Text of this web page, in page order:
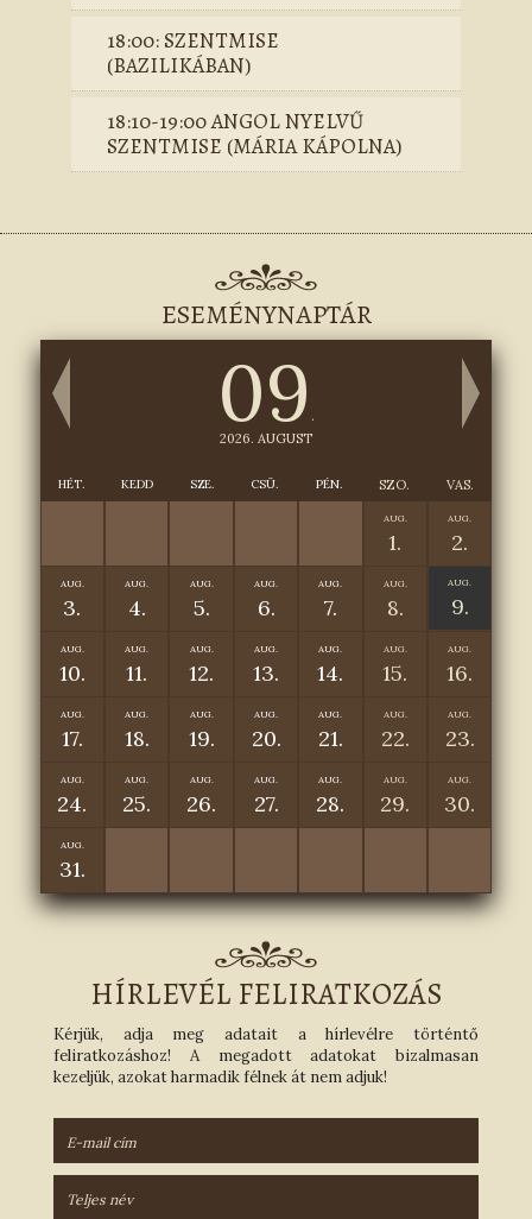
18:00: SZENTMISE
(BAZILIKÁBAN)
18:10-19:00 ANGOL NYELVŰ
SZENTMISE (MÁRIA KÁPOLNA)
ESEMÉNYNAPTÁR
09 .
2026. AUGUST
HÉT. KEDD SZE. CSÜ. PÉN. SZO. VAS.
AUG.
1.
AUG.
2.
AUG.
3.
AUG.
4.
AUG.
5.
AUG.
6.
AUG.
7.
AUG.
8.
AUG.
9.
AUG.
10.
AUG.
11.
AUG.
12.
AUG.
13.
AUG.
14.
AUG.
15.
AUG.
16.
AUG.
17.
AUG.
18.
AUG.
19.
AUG.
20.
AUG.
21.
AUG.
22.
AUG.
23.
AUG.
24.
AUG.
25.
AUG.
26.
AUG.
27.
AUG.
28.
AUG.
29.
AUG.
30.
AUG.
31.
HÍRLEVÉL FELIRATKOZÁS
Kérjük, adja meg adatait a hírlevélre történtő
feliratkozáshoz! A megadott adatokat bizalmasan
kezeljük, azokat harmadik félnek át nem adjuk!